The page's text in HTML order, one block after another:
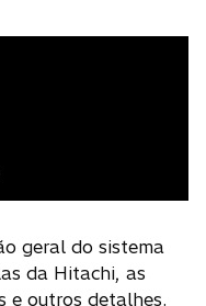
geral do sistema
da Hitachi, as
e outros detalhes.